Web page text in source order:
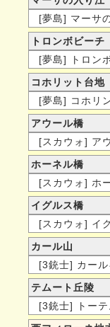
[夢島] マーサ
トロンボビーチ
[夢島] トロン
コホリット台地
[夢島] コホリ
アウール橋
[スカウォ] ア
ホーネル橋
[スカウォ] ホ
イグルス橋
[スカウォ] イ
カール山
[3銃士] カール
テムート丘陵
[3銃士] トーテ